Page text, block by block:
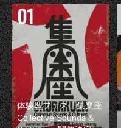
体験型フェス『集楽座
Collective Sounds &